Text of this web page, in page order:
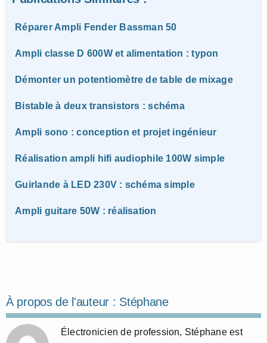
Réparer Ampli Fender Bassman 50
Ampli classe D 600W et alimentation : typon
Démonter un potentiomètre de table de mixage
Bistable à deux transistors : schéma
Ampli sono : conception et projet ingénieur
Réalisation ampli hifi audiophile 100W simple
Guirlande à LED 230V : schéma simple
Ampli guitare 50W : réalisation
À propos de l'auteur : Stéphane
Électronicien de profession, Stéphane est